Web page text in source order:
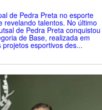
de Pedra Preta no esporte
revelando talentos. No último
de Pedra Preta conquistou
de Base, realizada em
esportivos des...